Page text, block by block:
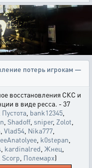
потерь игрокам —
восстановления СКС и
в виде ресса. - 37
Пустота bank12345
Shadoff sniper, Zolot
Vlad54 Nika777
eeAnatolyee k0stepan
kardinalred Жнец
Scorp Полемарх)